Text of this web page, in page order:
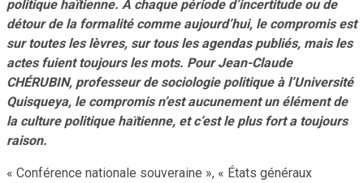
politique haïtienne. À chaque période d’incertitude ou de
détour de la formalité comme aujourd’hui, le compromis est
sur toutes les lèvres, sur tous les agendas publiés, mais les
actes fuient toujours les mots. Pour Jean-Claude
CHÉRUBIN, professeur de sociologie politique à l’Université
Quisqueya, le compromis n’est aucunement un élément de
la culture politique haïtienne, et c’est le plus fort a toujours
raison.
« Conférence nationale souveraine », « États généraux